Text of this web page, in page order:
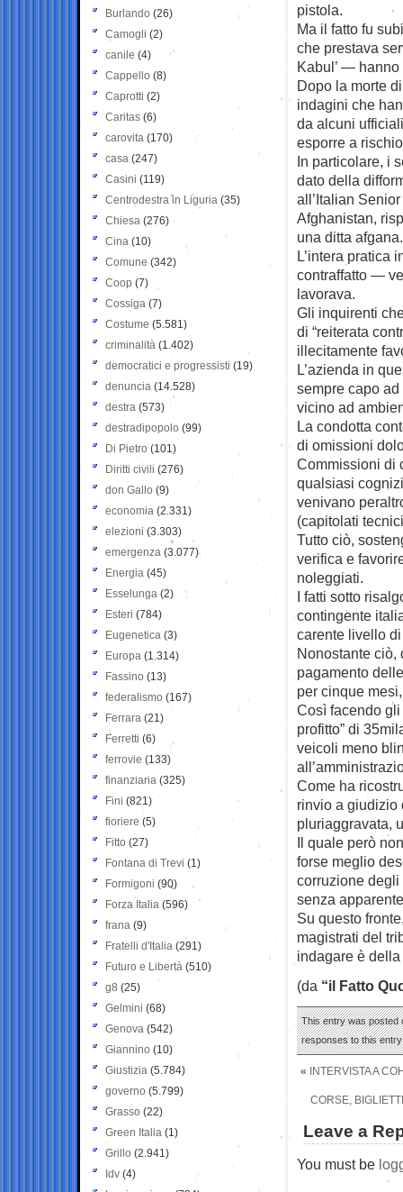
pistola.
Ma il fatto fu
che prestava
Kabul’ —
Dopo la morte
indagini che
da alcuni
esporre a
In particolare, i
dato della
all’Italian
Afghanistan,
una ditta afgana.
L’intera pratica
contraffatto —
lavorava.
Gli inquirenti
di “reiterata
illecitamente
L’azienda in
sempre capo
vicino ad
La condotta
di omissioni
Commissioni di
qualsiasi
venivano
(capitolati
Tutto ciò,
verifica e
noleggiati.
I fatti sotto
contingente
carente livello
Nonostante ciò,
pagamento
per cinque
Così facendo gli
profitto” di
veicoli meno
Come ha
rinvio a giudizio
pluriaggravata,
Il quale però
forse meglio
corruzione
senza
Su questo
magistrati del
indagare è
(da “il Fatto
This entry was posted
responses to this
« INTERVISTA A
CORSE,
Leave a
You must be
Burlando (26)
Camogli (2)
canile (4)
Cappello (8)
Caprotti (2)
Caritas (6)
carovita (170)
casa (247)
Casini (119)
Centrodestra in Liguria (35)
Chiesa (276)
Cina (10)
Comune (342)
Coop (7)
Cossiga (7)
Costume (5.581)
criminalità (1.402)
democratici e progressisti (19)
denuncia (14.528)
destra (573)
destradipopolo (99)
Di Pietro (101)
Diritti civili (276)
don Gallo (9)
economia (2.331)
elezioni (3.303)
emergenza (3.077)
Energia (45)
Esselunga (2)
Esteri (784)
Eugenetica (3)
Europa (1.314)
Fassino (13)
federalismo (167)
Ferrara (21)
Ferretti (6)
ferrovie (133)
finanziaria (325)
Fini (821)
fioriere (5)
Fitto (27)
Fontana di Trevi (1)
Formigoni (90)
Forza Italia (596)
frana (9)
Fratelli d'Italia (291)
Futuro e Libertà (510)
g8 (25)
Gelmini (68)
Genova (542)
Giannino (10)
Giustizia (5.784)
governo (5.799)
Grasso (22)
Green Italia (1)
Grillo (2.941)
Idv (4)